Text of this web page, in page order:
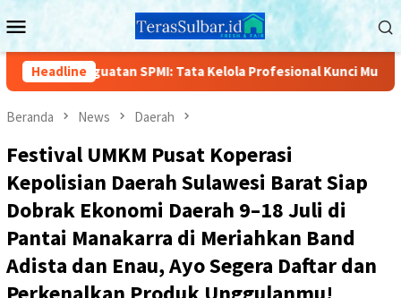
ke
Mobile
Headline
Tata Kelola Profesional Kunci Mutu Pendidikan
Beranda News Daerah
Festival UMKM Pusat Koperasi
Kepolisian Daerah Sulawesi Barat Siap
Dobrak Ekonomi Daerah 9–18 Juli di
Pantai Manakarra di Meriahkan Band
Adista dan Enau, Ayo Segera Daftar dan